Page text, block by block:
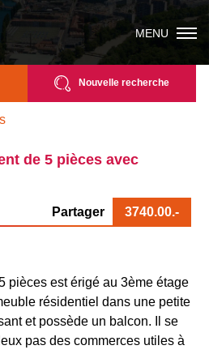
MENU
Nouvelle recherche
de 5 pièces avec
Partager 3740.00.-
pièces est érigé au 3ème étage
résidentiel dans une petite
et possède un balcon. Il se
pas des commerces utiles à